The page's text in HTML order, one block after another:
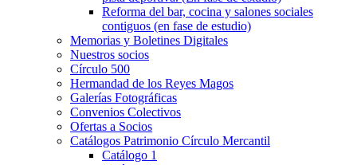
Reforma del bar, cocina y salones sociales
contiguos (en fase de estudio)
Memorias y Boletines Digitales
Nuestros socios
Círculo 500
Hermandad de los Reyes Magos
Galerías Fotográficas
Convenios Colectivos
Ofertas a Socios
Catálogos Patrimonio Círculo Mercantil
Catálogo 1